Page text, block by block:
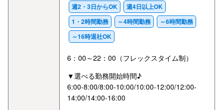
週2・3日からOK
週4日以上OK
1・2時間勤務
～4時間勤務
～6時間勤務
～16時退社OK
6：00～22：00（フレックスタイム制）
▼選べる勤務開始時間♪
6:00-8:00/8:00-10:00/10:00-12:00/12:00-
14:00/14:00-16:00